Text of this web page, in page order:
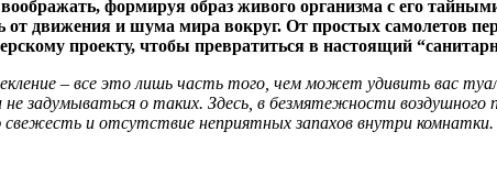
формируя образ живого организма с его
движения и шума мира вокруг. От простых самолетов
проекту, чтобы превратиться в настоящий
– все это лишь часть того, чем может удивить вас
о таких. Здесь, в безмятежности воздушного
и отсутствие неприятных запахов внутри комнатки.